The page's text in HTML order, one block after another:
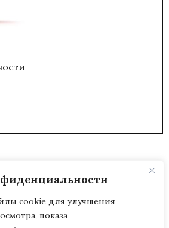
cookie для улучшения
показа